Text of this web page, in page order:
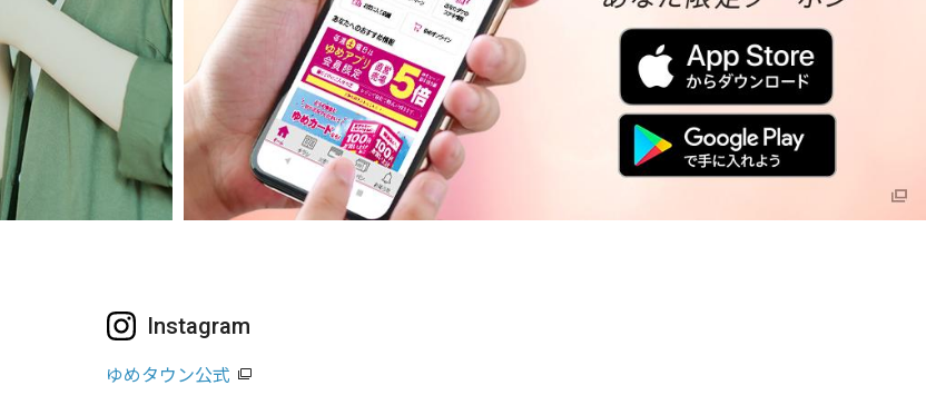
Instagram
ゆめタウン公式